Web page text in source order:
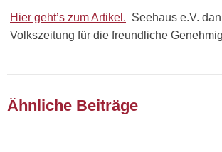
Hier geht’s zum Artikel. Seehaus e.V.
Volkszeitung für die freundliche
Ähnliche Beiträge